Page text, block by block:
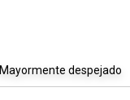
Mayormente despejado